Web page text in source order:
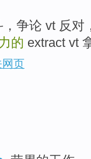
，争论 vt 反
的 extract vt
页